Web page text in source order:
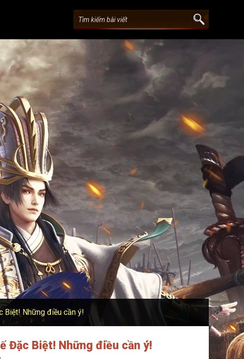
Biệt! Những điều cần ý!
Đặc Biệt! Những điều cần ý!